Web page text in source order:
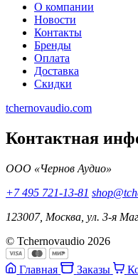
О компании
Новости
Контакты
Бренды
Оплата
Доставка
Скидки
tchernovaudio.com
Контактная
ООО «Чернов Аудио»
+7 495 721-13-81
123007, Москва, ул. 3-я
© Tchernovaudio 2026
Главная Заказы